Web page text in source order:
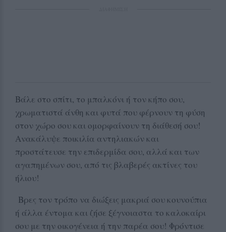
Βάλε στο σπίτι, το μπαλκόνι ή τον κήπο σου,
χρωματιστά άνθη και φυτά που φέρνουν τη φύση
στον χώρο σου και ομορφαίνουν τη διάθεσή σου!
Ανακάλυψε ποικιλία αντηλιακών και
προστάτευσε την επιδερμίδα σου, αλλά και των
αγαπημένων σου, από τις βλαβερές ακτίνες του
ήλιου!
Βρες τον τρόπο να διώξεις μακριά σου κουνούπια
ή άλλα έντομα και ζήσε ξέγνοιαστα το καλοκαίρι
σου με την οικογένεια ή την παρέα σου! Φρόντισε